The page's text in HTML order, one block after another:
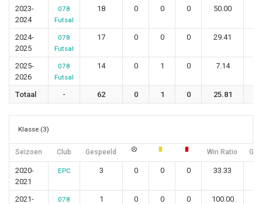
2023-
2024
078
Futsal
18 0 0 0 50.00
2024-
2025
078
Futsal
17 0 0 0 29.41
2025-
2026
078
Futsal
14 0 1 0 7.14
Totaal - 62 0 1 0 25.81
Klasse (3)
Seizoen Club Gespeeld Win Ratio
2020-
2021
EPC 3 0 0 0 33.33
2021-
078
1 0 0 0 100.00